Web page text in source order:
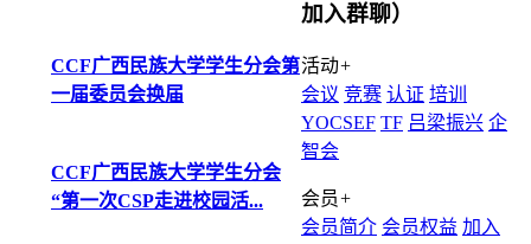
CCF广西民族大学学生分会第
一届委员会换届
CCF广西民族大学学生分会
“第一次CSP走进校园活...
加入群聊）
活动+
会议 竞赛 认证 培训
YOCSEF TF 吕梁振兴 企
智会
会员+
会员简介 会员权益 加入